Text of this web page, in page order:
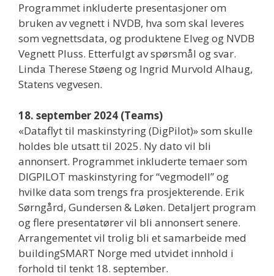
Programmet inkluderte presentasjoner om
bruken av vegnett i NVDB, hva som skal leveres
som vegnettsdata, og produktene Elveg og NVDB
Vegnett Pluss. Etterfulgt av spørsmål og svar.
Linda Therese Støeng og Ingrid Murvold Alhaug,
Statens vegvesen.
18. september 2024 (Teams)
«Dataflyt til maskinstyring (DigPilot)» som skulle
holdes ble utsatt til 2025. Ny dato vil bli
annonsert. Programmet inkluderte temaer som
DIGPILOT maskinstyring for “vegmodell” og
hvilke data som trengs fra prosjekterende. Erik
Sørngård, Gundersen & Løken. Detaljert program
og flere presentatører vil bli annonsert senere.
Arrangementet vil trolig bli et samarbeide med
buildingSMART Norge med utvidet innhold i
forhold til tenkt 18. september.